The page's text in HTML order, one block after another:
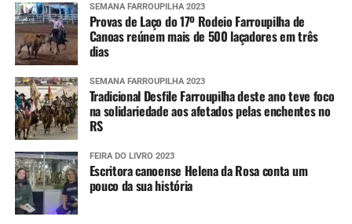
SEMANA FARROUPILHA 2023
Provas de Laço do 17º Rodeio Farroupilha de
Canoas reúnem mais de 500 laçadores em três
dias
SEMANA FARROUPILHA 2023
Tradicional Desfile Farroupilha deste ano teve foco
na solidariedade aos afetados pelas enchentes no
RS
FEIRA DO LIVRO 2023
Escritora canoense Helena da Rosa conta um
pouco da sua história